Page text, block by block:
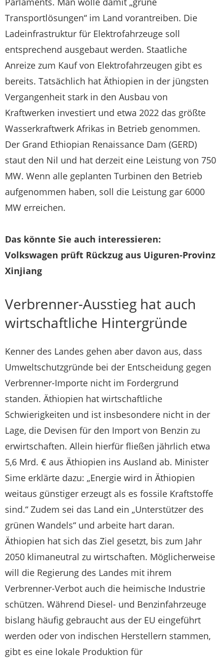
Transportlösungen“ im Land vorantreiben. Die
Ladeinfrastruktur für Elektrofahrzeuge soll
entsprechend ausgebaut werden. Staatliche
Anreize zum Kauf von Elektrofahrzeugen gibt es
bereits. Tatsächlich hat Äthiopien in der jüngsten
Vergangenheit stark in den Ausbau von
Kraftwerken investiert und etwa 2022 das größte
Wasserkraftwerk Afrikas in Betrieb genommen.
Der Grand Ethiopian Renaissance Dam (GERD)
staut den Nil und hat derzeit eine Leistung von 750
MW. Wenn alle geplanten Turbinen den Betrieb
aufgenommen haben, soll die Leistung gar 6000
MW erreichen.
Das könnte Sie auch interessieren:
Volkswagen prüft Rückzug aus Uiguren-Provinz
Xinjiang
Verbrenner-Ausstieg hat auch
wirtschaftliche Hintergründe
Kenner des Landes gehen aber davon aus, dass
Umweltschutzgründe bei der Entscheidung gegen
Verbrenner-Importe nicht im Fordergrund
standen. Äthiopien hat wirtschaftliche
Schwierigkeiten und ist insbesondere nicht in der
Lage, die Devisen für den Import von Benzin zu
erwirtschaften. Allein hierfür fließen jährlich etwa
5,6 Mrd. € aus Äthiopien ins Ausland ab. Minister
Sime erklärte dazu: „Energie wird in Äthiopien
weitaus günstiger erzeugt als es fossile Kraftstoffe
sind.“ Zudem sei das Land ein „Unterstützer des
grünen Wandels“ und arbeite hart daran.
Äthiopien hat sich das Ziel gesetzt, bis zum Jahr
2050 klimaneutral zu wirtschaften. Möglicherweise
will die Regierung des Landes mit ihrem
Verbrenner-Verbot auch die heimische Industrie
schützen. Während Diesel- und Benzinfahrzeuge
bislang häufig gebraucht aus der EU eingeführt
werden oder von indischen Herstellern stammen,
gibt es eine lokale Produktion für